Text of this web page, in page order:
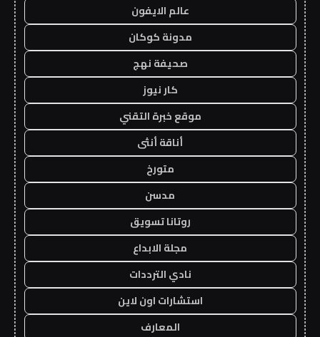
عالم الايفون
مدونة كوكان
صحيفة نهج
كار نيوز
موقع خبرة التقني
أناقة أنثى
متورخ
مدسن
روتانا تسويق
مجلة الابداع
نادي الترددات
استشارات اون لاين
المعارف